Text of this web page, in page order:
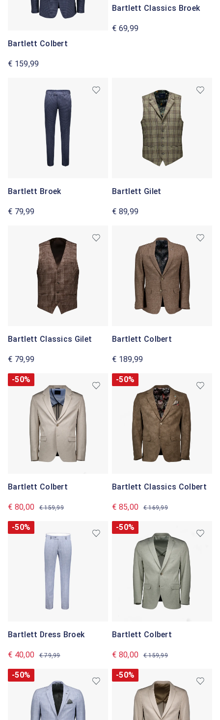
Bartlett Colbert
€ 159,99
Bartlett Classics Broek
€ 69,99
Bartlett Broek
€ 79,99
Bartlett Gilet
€ 89,99
Bartlett Classics Gilet
€ 79,99
Bartlett Colbert
€ 189,99
-50%
Bartlett Colbert
€ 80,00 € 159,99
-50%
Bartlett Classics Colbert
€ 85,00 € 169,99
-50%
Bartlett Dress Broek
€ 40,00 € 79,99
-50%
Bartlett Colbert
€ 80,00 € 159,99
-50% -50%